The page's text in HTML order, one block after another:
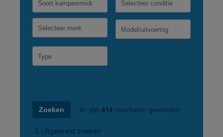
Selecteer merk
Er zijn 414 resultaten gevonden
Uitgebreid zoeken